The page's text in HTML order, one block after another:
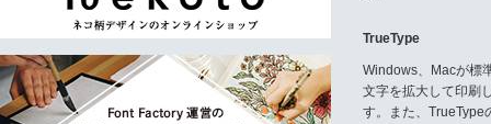
TrueType
Windows、Macが標
文字を拡大して印刷
す。また、TrueType